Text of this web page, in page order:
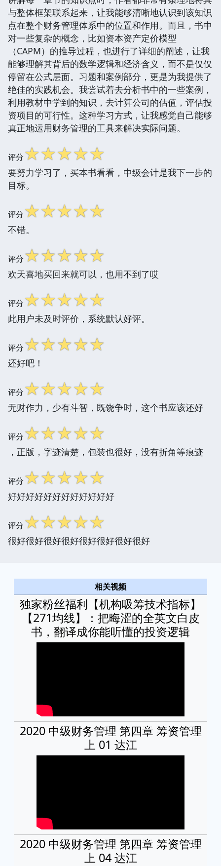
与整体框架联系起来，让我能够清晰地认识到该知识
点在整个财务管理体系中的位置和作用。而且，书中
对一些复杂的概念，比如资本资产定价模型
（CAPM）的推导过程，也进行了详细的阐述，让我
能够理解其背后的数学逻辑和经济含义，而不是仅仅
停留在公式层面。习题和案例部分，更是为我提供了
绝佳的实践机会。我尝试着去分析书中的一些案例，
利用教材中学到的知识，去计算公司的估值，评估投
资项目的可行性。这种学习方式，让我感觉自己能够
真正地运用财务管理的工具来解决实际问题。
评分☆☆☆☆☆
要努力学习了，买本书看看，中级会计是我下一步的
目标。
评分☆☆☆☆☆
不错。
评分☆☆☆☆☆
欢天喜地买回来就可以，也用不到了哎
评分☆☆☆☆☆
此用户未及时评价，系统默认好评。
评分☆☆☆☆☆
还好吧！
评分☆☆☆☆☆
无财作力，少有斗智，既饶争时，这个书应该还好
评分☆☆☆☆☆
，正版，字迹清楚，包装也很好，没有折角等痕迹
评分☆☆☆☆☆
好好好好好好好好好好好好
评分☆☆☆☆☆
很好很好很好很好很好很好很好很好
相关视频
独家粉丝福利【机构吸筹技术指标】
【271均线】：把晦涩的全英文白皮
书，翻译成你能听懂的投资逻辑
2020 中级财务管理 第四章 筹资管理
上 01 达江
2020 中级财务管理 第四章 筹资管理
上 04 达江